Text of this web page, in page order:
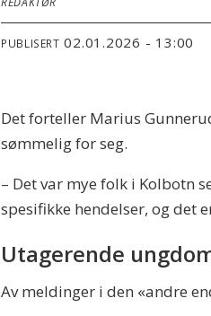
PUBLISERT 02.01.2026 - 13:00
Det forteller Marius
sømmelig for seg.
– Det var mye folk i Kolbotn
spesifikke hendelser, og det
Utagerende
Av meldinger i den «andre